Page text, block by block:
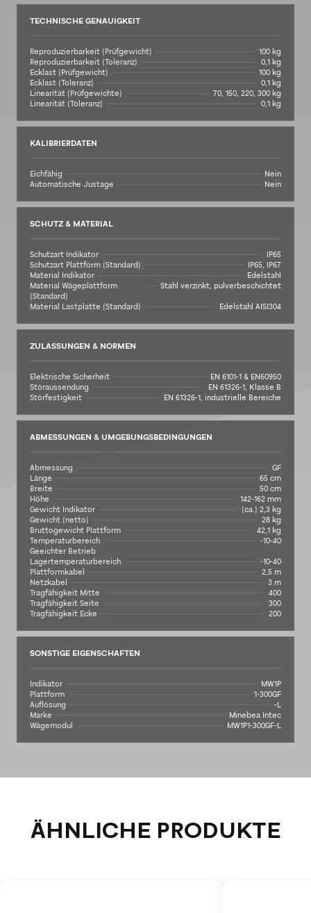
TECHNISCHE GENAUIGKEIT
Reproduzierbarkeit (Prüfgewicht)
100 kg
Reproduzierbarkeit (Toleranz)
0,1 kg
Ecklast (Prüfgewicht)
100 kg
Ecklast (Toleranz)
0,1 kg
Linearität (Prüfgewichte)
70, 150, 220, 300 kg
Linearität (Toleranz)
0,1 kg
KALIBRIERDATEN
Eichfähig
Nein
Automatische Justage
Nein
SCHUTZ & MATERIAL
Schutzart Indikator
IP65
Schutzart Plattform (Standard)
IP65, IP67
Material Indikator
Edelstahl
Material Wägeplattform
(Standard)
Stahl verzinkt, pulverbeschichtet
Material Lastplatte (Standard)
Edelstahl AISI304
ZULASSUNGEN & NORMEN
Elektrische Sicherheit
EN 6101-1 & EN60950
Störaussendung
EN 61326-1, Klasse B
Störfestigkeit
EN 61326-1, industrielle Bereiche
ABMESSUNGEN & UMGEBUNGSBEDINGUNGEN
Abmessung
GF
Länge
65 cm
Breite
50 cm
Höhe
142-162 mm
Gewicht Indikator
(ca.) 2,3 kg
Gewicht (netto)
28 kg
Bruttogewicht Plattform
42,1 kg
Temperaturbereich
Geeichter Betrieb
-10-40
Lagertemperaturbereich
-10-40
Plattformkabel
2,5 m
Netzkabel
3 m
Tragfähigkeit Mitte
400
Tragfähigkeit Seite
300
Tragfähigkeit Ecke
200
SONSTIGE EIGENSCHAFTEN
Indikator
MW1P
Plattform
1-300GF
Auflösung
-L
Marke
Minebea Intec
Wägemodul
MW1P1-300GF-L
ÄHNLICHE PRODUKTE